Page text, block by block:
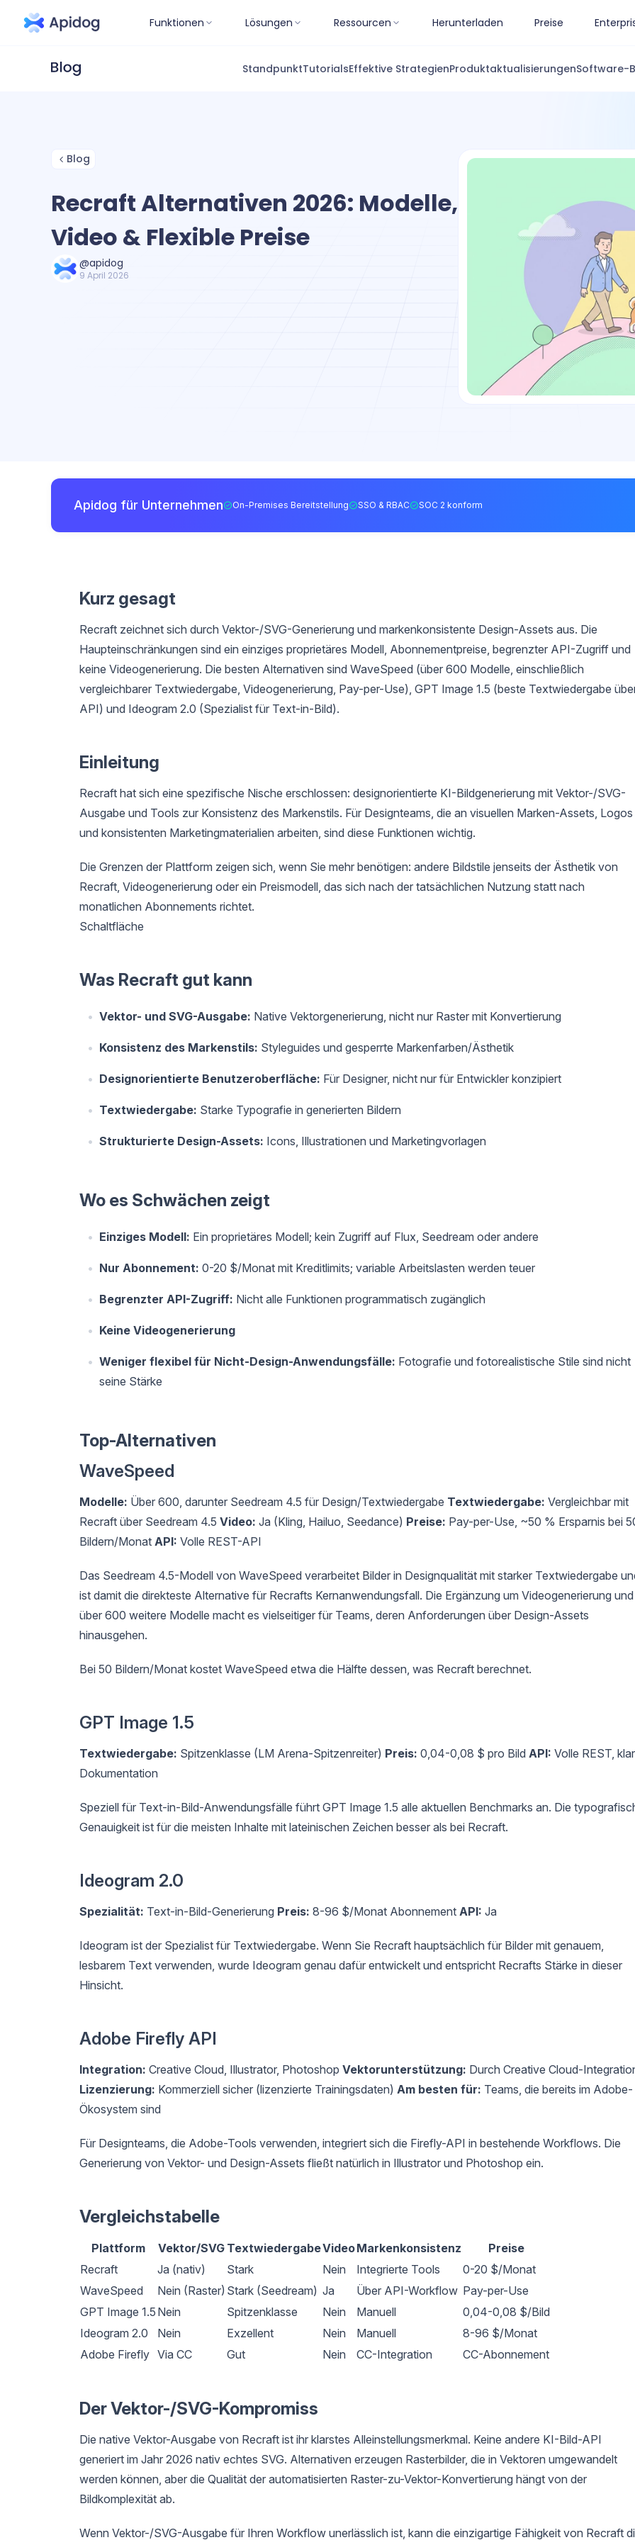
Funktionen Lösungen Ressourcen Herunterladen Preise
StandpunktTutorialsEffektive StrategienProduktaktualisierungenSoftware-
Blog
Recraft Alternativen 2026: Modelle,
Video & Flexible Preise
@apidog
9 April 2026
Apidog für Unternehmen On-Premises Bereitstellung SSO & RBAC SOC 2 konform
Kurz gesagt
Recraft zeichnet sich durch Vektor-/SVG-Generierung und markenkonsistente Design-Assets aus. Die
Haupteinschränkungen sind ein einziges proprietäres Modell, Abonnementpreise, begrenzter API-Zugriff und
keine Videogenerierung. Die besten Alternativen sind WaveSpeed (über 600 Modelle, einschließlich
vergleichbarer Textwiedergabe, Videogenerierung, Pay-per-Use), GPT Image 1.5 (beste Textwiedergabe
API) und Ideogram 2.0 (Spezialist für Text-in-Bild).
Einleitung
Recraft hat sich eine spezifische Nische erschlossen: designorientierte KI-Bildgenerierung mit Vektor-/SVG-
Ausgabe und Tools zur Konsistenz des Markenstils. Für Designteams, die an visuellen Marken-Assets, Logos
und konsistenten Marketingmaterialien arbeiten, sind diese Funktionen wichtig.
Die Grenzen der Plattform zeigen sich, wenn Sie mehr benötigen: andere Bildstile jenseits der Ästhetik von
Recraft, Videogenerierung oder ein Preismodell, das sich nach der tatsächlichen Nutzung statt nach
monatlichen Abonnements richtet.
Schaltfläche
Was Recraft gut kann
Vektor- und SVG-Ausgabe: Native Vektorgenerierung, nicht nur Raster mit Konvertierung
Konsistenz des Markenstils: Styleguides und gesperrte Markenfarben/Ästhetik
Designorientierte Benutzeroberfläche: Für Designer, nicht nur für Entwickler konzipiert
Textwiedergabe: Starke Typografie in generierten Bildern
Strukturierte Design-Assets: Icons, Illustrationen und Marketingvorlagen
Wo es Schwächen zeigt
Einziges Modell: Ein proprietäres Modell; kein Zugriff auf Flux, Seedream oder andere
Nur Abonnement: 0-20 $/Monat mit Kreditlimits; variable Arbeitslasten werden teuer
Begrenzter API-Zugriff: Nicht alle Funktionen programmatisch zugänglich
Keine Videogenerierung
Weniger flexibel für Nicht-Design-Anwendungsfälle: Fotografie und fotorealistische Stile sind nicht
seine Stärke
Top-Alternativen
WaveSpeed
Modelle: Über 600, darunter Seedream 4.5 für Design/Textwiedergabe Textwiedergabe: Vergleichbar mit
Recraft über Seedream 4.5 Video: Ja (Kling, Hailuo, Seedance) Preise: Pay-per-Use, ~50 % Ersparnis bei
Bildern/Monat API: Volle REST-API
Das Seedream 4.5-Modell von WaveSpeed verarbeitet Bilder in Designqualität mit starker Textwiedergabe
ist damit die direkteste Alternative für Recrafts Kernanwendungsfall. Die Ergänzung um Videogenerierung und
über 600 weitere Modelle macht es vielseitiger für Teams, deren Anforderungen über Design-Assets
hinausgehen.
Bei 50 Bildern/Monat kostet WaveSpeed etwa die Hälfte dessen, was Recraft berechnet.
GPT Image 1.5
Textwiedergabe: Spitzenklasse (LM Arena-Spitzenreiter) Preis: 0,04-0,08 $ pro Bild API: Volle REST,
Dokumentation
Speziell für Text-in-Bild-Anwendungsfälle führt GPT Image 1.5 alle aktuellen Benchmarks an. Die
Genauigkeit ist für die meisten Inhalte mit lateinischen Zeichen besser als bei Recraft.
Ideogram 2.0
Spezialität: Text-in-Bild-Generierung Preis: 8-96 $/Monat Abonnement API: Ja
Ideogram ist der Spezialist für Textwiedergabe. Wenn Sie Recraft hauptsächlich für Bilder mit genauem,
lesbarem Text verwenden, wurde Ideogram genau dafür entwickelt und entspricht Recrafts Stärke in dieser
Hinsicht.
Adobe Firefly API
Integration: Creative Cloud, Illustrator, Photoshop Vektorunterstützung: Durch Creative Cloud-
Lizenzierung: Kommerziell sicher (lizenzierte Trainingsdaten) Am besten für: Teams, die bereits im Adobe-
Ökosystem sind
Für Designteams, die Adobe-Tools verwenden, integriert sich die Firefly-API in bestehende Workflows. Die
Generierung von Vektor- und Design-Assets fließt natürlich in Illustrator und Photoshop ein.
Vergleichstabelle
Plattform Vektor/SVG TextwiedergabeVideoMarkenkonsistenz
Preise
Recraft
Ja (nativ) Stark Nein Integrierte Tools
0-20 $/Monat
WaveSpeed
Nein (Raster) Stark (Seedream) Ja Über API-Workflow Pay-per-Use
GPT Image 1.5 Nein Spitzenklasse Nein Manuell
0,04-0,08 $/Bild
Ideogram 2.0
Nein Exzellent Nein Manuell
8-96 $/Monat
Adobe Firefly Via CC Gut Nein CC-Integration CC-Abonnement
Der Vektor-/SVG-Kompromiss
Die native Vektor-Ausgabe von Recraft ist ihr klarstes Alleinstellungsmerkmal. Keine andere KI-Bild-API
generiert im Jahr 2026 nativ echtes SVG. Alternativen erzeugen Rasterbilder, die in Vektoren umgewandelt
werden können, aber die Qualität der automatisierten Raster-zu-Vektor-Konvertierung hängt von der
Bildkomplexität ab.
Wenn Vektor-/SVG-Ausgabe für Ihren Workflow unerlässlich ist, kann die einzigartige Fähigkeit von Recraft